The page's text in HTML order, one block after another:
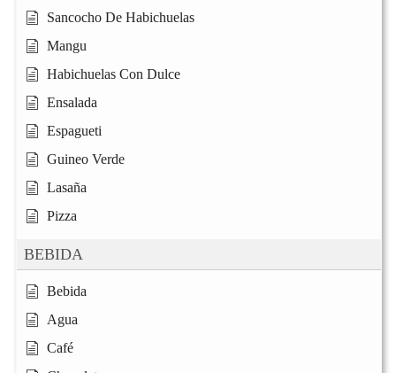
Sancocho De Habichuelas
Mangu
Habichuelas Con Dulce
Ensalada
Espagueti
Guineo Verde
Lasaña
Pizza
BEBIDA
Bebida
Agua
Café